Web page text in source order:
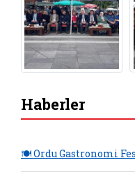
Haberler
🍽️ Ordu Gastronomi